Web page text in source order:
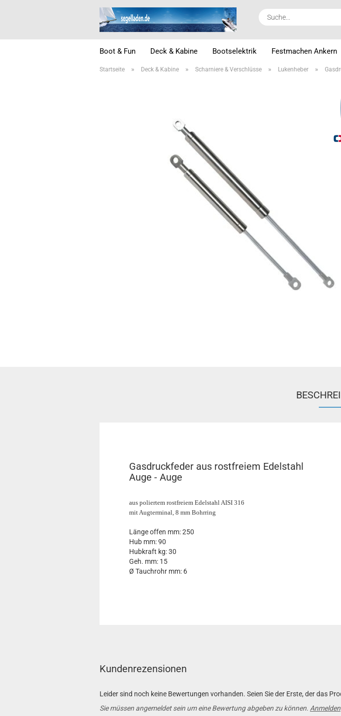
Boot & Fun Deck & Kabine Bootselektrik Festmachen Ankern
Startseite » Deck & Kabine » Scharniere & Verschlüsse » Lukenheber »
Gasdruckfeder aus rostfreiem Edelstahl
Auge - Auge
aus poliertem rostfreiem Edelstahl AISI 316
mit Augterminal, 8 mm Bohrring
Länge offen mm: 250
Hub mm: 90
Hubkraft kg: 30
Geh. mm: 15
Ø Tauchrohr mm: 6
Kundenrezensionen
Leider sind noch keine Bewertungen vorhanden. Seien Sie der Erste, der das
Sie müssen angemeldet sein um eine Bewertung abgeben zu können. Anmelden